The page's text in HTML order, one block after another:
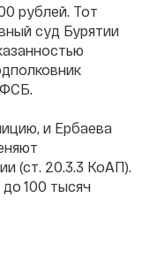
рублей. Тот
суд Бурятии
и Ербаева
(ст. 20.3.3 КоАП).
100 тысяч